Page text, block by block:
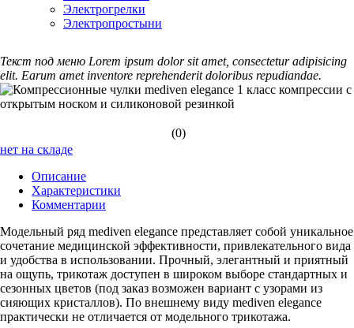
Электрогрелки
Электропростыни
Текст под меню Lorem ipsum dolor sit amet, consectetur adipisicing
elit. Earum amet inventore reprehenderit doloribus repudiandae.
(0)
нет на складе
Описание
Характеристики
Комментарии
Модельный ряд mediven elegance представляет собой уникальное
сочетание медицинской эффективности, привлекательного вида
и удобства в использовании. Прочный, элегантный и приятный
на ощупь, трикотаж доступен в широком выборе стандартных и
сезонных цветов (под заказ возможен вариант с узорами из
сияющих кристаллов). По внешнему виду mediven elegance
практически не отличается от модельного трикотажа.